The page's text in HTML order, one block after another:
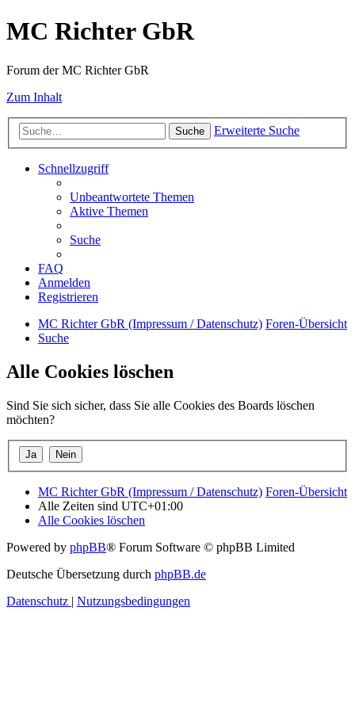
MC Richter GbR
Forum der MC Richter GbR
Zum Inhalt
Suche Erweiterte Suche
Schnellzugriff
Unbeantwortete Themen
Aktive Themen
Suche
FAQ
Anmelden
Registrieren
MC Richter GbR (Impressum / Datenschutz) Foren-Übersicht
Suche
Alle Cookies löschen
Sind Sie sich sicher, dass Sie alle Cookies des Boards löschen
möchten?
MC Richter GbR (Impressum / Datenschutz) Foren-Übersicht
Alle Zeiten sind UTC+01:00
Alle Cookies löschen
Powered by phpBB® Forum Software © phpBB Limited
Deutsche Übersetzung durch phpBB.de
Datenschutz | Nutzungsbedingungen